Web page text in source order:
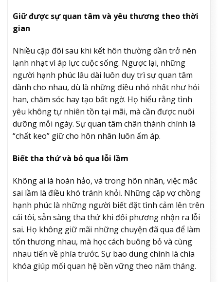
Giữ được sự quan tâm và yêu thương theo thời
gian
Nhiều cặp đôi sau khi kết hôn thường dần trở nên
lạnh nhạt vì áp lực cuộc sống. Ngược lại, những
người hạnh phúc lâu dài luôn duy trì sự quan tâm
dành cho nhau, dù là những điều nhỏ nhất như hỏi
han, chăm sóc hay tạo bất ngờ. Họ hiểu rằng tình
yêu không tự nhiên tồn tại mãi, mà cần được nuôi
dưỡng mỗi ngày. Sự quan tâm chân thành chính là
“chất keo” giữ cho hôn nhân luôn ấm áp.
Biết tha thứ và bỏ qua lỗi lầm
Không ai là hoàn hảo, và trong hôn nhân, việc mắc
sai lầm là điều khó tránh khỏi. Những cặp vợ chồng
hạnh phúc là những người biết đặt tình cảm lên trên
cái tôi, sẵn sàng tha thứ khi đối phương nhận ra lỗi
sai. Họ không giữ mãi những chuyện đã qua để làm
tổn thương nhau, mà học cách buông bỏ và cùng
nhau tiến về phía trước. Sự bao dung chính là chìa
khóa giúp mối quan hệ bền vững theo năm tháng.